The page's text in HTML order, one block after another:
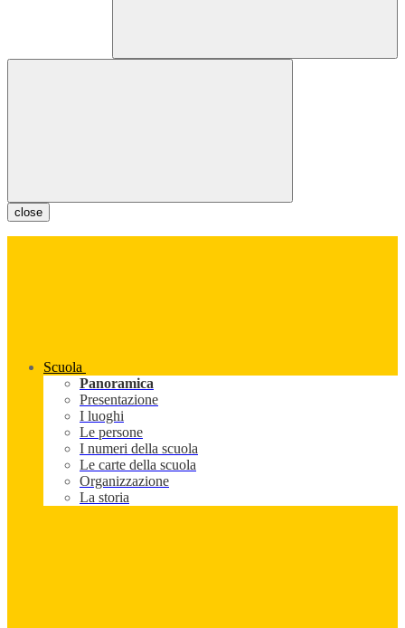
close
Scuola
Panoramica
Presentazione
I luoghi
Le persone
I numeri della scuola
Le carte della scuola
Organizzazione
La storia